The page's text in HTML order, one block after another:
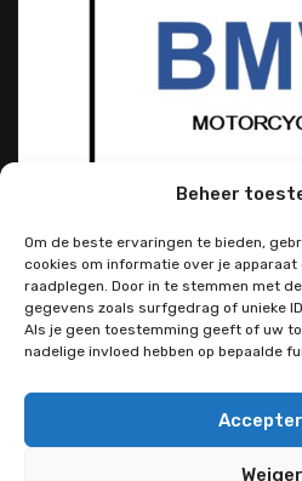
Beheer
Om de beste ervaringen te bieden,
cookies om informatie over je
raadplegen. Door in te stemmen met
gegevens zoals surfgedrag of unieke
Als je geen toestemming geeft of uw
nadelige invloed hebben op bepaalde
Weiger